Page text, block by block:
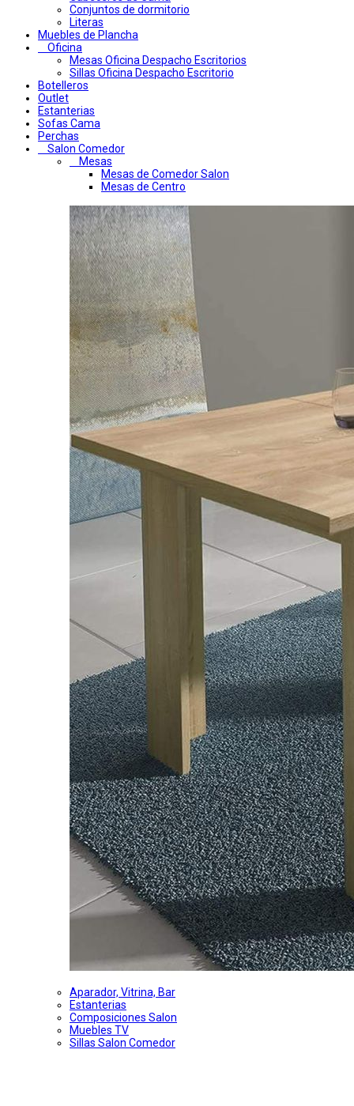
Conjuntos de dormitorio
Literas
Muebles de Plancha
Oficina
Mesas Oficina Despacho Escritorios
Sillas Oficina Despacho Escritorio
Botelleros
Outlet
Estanterias
Sofas Cama
Perchas
Salon Comedor
Mesas
Mesas de Comedor Salon
Mesas de Centro
Aparador, Vitrina, Bar
Estanterias
Composiciones Salon
Muebles TV
Sillas Salon Comedor